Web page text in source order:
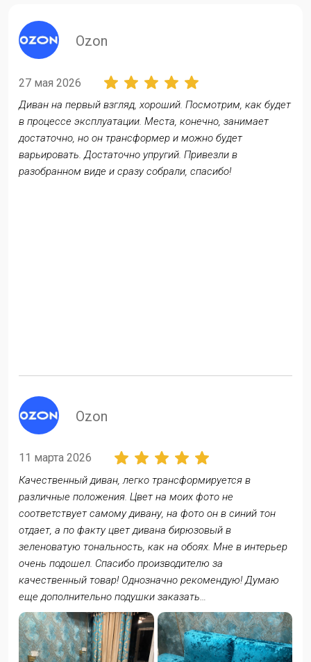
ozon
27 мая 2026
Диван на первый взгляд, хороший. Посмотрим, как будет
в процессе эксплуатации. Места, конечно, занимает
достаточно, но он трансформер и можно будет
варьировать. Достаточно упругий. Привезли в
разобранном виде и сразу собрали, спасибо!
ozon
11 марта 2026
Качественный диван, легко трансформируется в
различные положения. Цвет на моих фото не
соответствует самому дивану, на фото он в синий тон
отдает, а по факту цвет дивана бирюзовый в
зеленоватую тональность, как на обоях. Мне в интерьер
очень подошел. Спасибо производителю за
качественный товар! Однозначно рекомендую! Думаю
еще дополнительно подушки заказать…